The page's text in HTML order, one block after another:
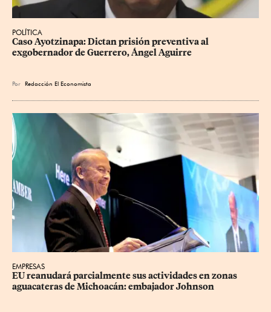
POLÍTICA
Caso Ayotzinapa: Dictan prisión preventiva al
exgobernador de Guerrero, Ángel Aguirre
Por Redacción El Economista
EMPRESAS
EU reanudará parcialmente sus actividades en zonas
aguacateras de Michoacán: embajador Johnson